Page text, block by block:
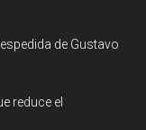
de Gustavo
reduce el